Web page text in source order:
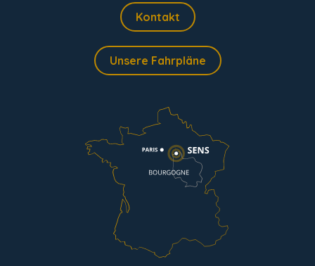
Kontakt
Unsere Fahrpläne